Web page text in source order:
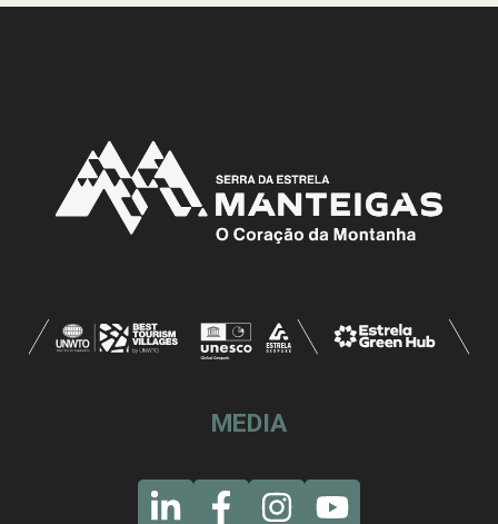
MEDIA